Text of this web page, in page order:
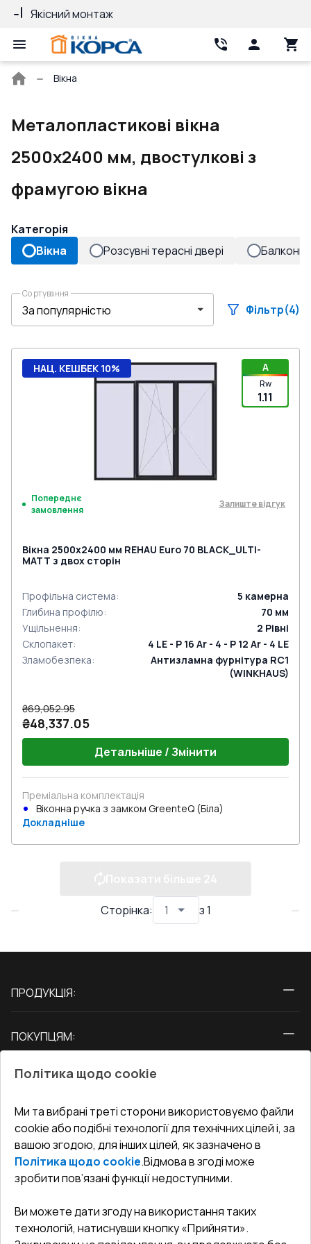
Якісний монтаж
Головна
Вікна
Металопластикові вікна
2500x2400 мм, двостулкові з
фрамугою вікна
Категорія
Вікна
Розсувні терасні двері Балконні
Сортування
Фільтр(4)
A
Rw
1.11
НАЦ. КЕШБЕК 10%
Попереднє
замовлення
Залиште відгук
Вікна 2500x2400 мм REHAU Euro 70 BLACK_ULTI-
MATT з двох сторін
Профільна система: 5 камерна
Глибина профілю: 70 мм
Ущільнення: 2 Рівні
Склопакет:
4 LE - P 16 Ar - 4 - P 12 Ar - 4 LE
Зламобезпека:
Антизламна фурнітура RC1
(WINKHAUS)
₴69,052.95
₴48,337.05
Детальніше / Змінити
Преміальна комплектація
Віконна ручка з замком GreenteQ (Біла)
Докладніше
Сторінка: з1
ПРОДУКЦІЯ:
Двері
ПОКУПЦЯМ:
Блог
Адреса гіпермаркета
Як правильно заміряти вікна
СЕРВІС ТА ОБЛУГОВУВАННЯ:
Доставка і Оплата
Гарантія та Сервіс
Повернення товару
Договір публічної оферти
КОНТАКТИ
Офіс:Україна, м. Вінниця, вул. Келецька 60 кв. 61
undefined(undefined)
Політика щодо cookie
Ми та вибрані треті сторони використовуємо файли
cookie або подібні технології для технічних цілей і, за
вашою згодою, для інших цілей, як зазначено в
Політика щодо cookie.Відмова в згоді може
зробити пов’язані функції недоступними.
Ви можете дати згоду на використання таких
технологій, натиснувши кнопку «Прийняти».